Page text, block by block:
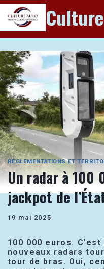
Aller
au
contenu
RÈGLEMENTATIONS ET
Un radar à 100
jackpot de
19 mai 2025
100 000 euros.
nouveaux radars
tour de bras. Oui,